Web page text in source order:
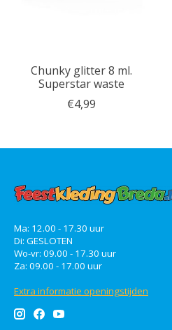
Chunky glitter 8 ml.
Superstar waste
€4,99
Ma: 12.00 - 17.30 uur
Di: GESLOTEN
Wo-vr: 09.00 - 17.30 uur
Za: 09.00 - 17.00 uur
Extra informatie openingstijden